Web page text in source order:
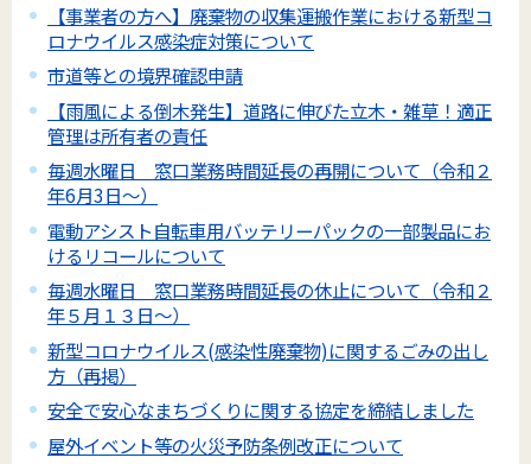
【事業者の方へ】廃棄物の収集運搬作業における新型コ
ロナウイルス感染症対策について
市道等との境界確認申請
【雨風による倒木発生】道路に伸びた立木・雑草！適正
管理は所有者の責任
毎週水曜日 窓口業務時間延長の再開について（令和２
年6月3日～）
電動アシスト自転車用バッテリーパックの一部製品にお
けるリコールについて
毎週水曜日 窓口業務時間延長の休止について（令和２
年５月１３日～）
新型コロナウイルス(感染性廃棄物)に関するごみの出し
方（再掲）
安全で安心なまちづくりに関する協定を締結しました
屋外イベント等の火災予防条例改正について